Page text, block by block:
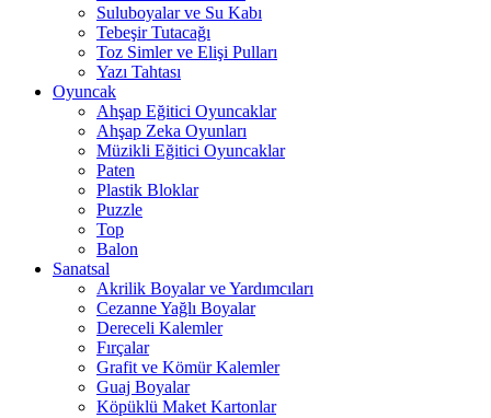
Suluboyalar ve Su Kabı
Tebeşir Tutacağı
Toz Simler ve Elişi Pulları
Yazı Tahtası
Oyuncak
Ahşap Eğitici Oyuncaklar
Ahşap Zeka Oyunları
Müzikli Eğitici Oyuncaklar
Paten
Plastik Bloklar
Puzzle
Top
Balon
Sanatsal
Akrilik Boyalar ve Yardımcıları
Cezanne Yağlı Boyalar
Dereceli Kalemler
Fırçalar
Grafit ve Kömür Kalemler
Guaj Boyalar
Köpüklü Maket Kartonlar